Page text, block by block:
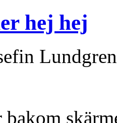
hej hej
Lundgren